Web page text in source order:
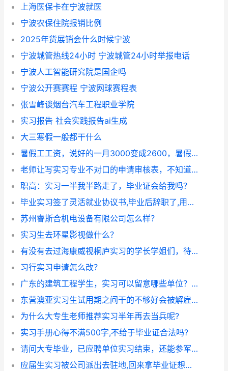
上海医保卡在宁波就医
宁波农保住院报销比例
2025年货展销会什么时候宁波
宁波城管热线24小时 宁波城管24小时举报电话
宁波人工智能研究院是国企吗
宁波公开赛赛程 宁波网球赛程表
张雪峰谈烟台汽车工程职业学院
实习报告 社会实践报告ai生成
大三寒假一般都干什么
暑假工工资，说好的一月3000变成2600，暑假工被坑？
老师让写实习专业不对口的申请审核表，不知道怎么写，求大神帮忙！！
职高：实习一半我半路走了，毕业证会给我吗？
毕业实习签了灵活就业协议书,毕业后辞职了,用给辅导员说吗?
苏州睿斯合机电设备有限公司怎么样？
实习生去环星影视做什么？
有没有去过海康威视桐庐实习的学长学姐们，待遇怎么样？？
习行实习申请怎么改？
广东的建筑工程学生，实习可以留意哪些单位？最好是获得广东省校企合作育人项目立项的。
东营澳亚实习生试用期之间干的不够好会被解雇吗？
为什么大专生老师推荐实习半年再去当兵呢?
实习手册心得不满500字,不给于毕业证合法吗?
请问大专毕业，已应聘单位实习结束，还能参军吗？以后有啥好政策？
应届生实习被公司派出去驻地,回来拿毕业证想离职能不能报销机票？